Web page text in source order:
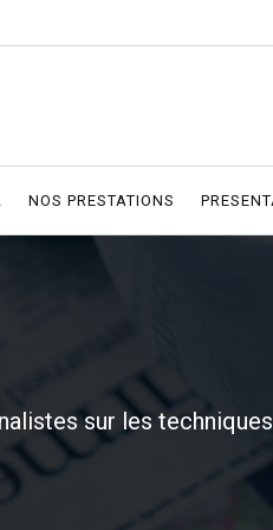
NOS PRESTATIONS
sur les